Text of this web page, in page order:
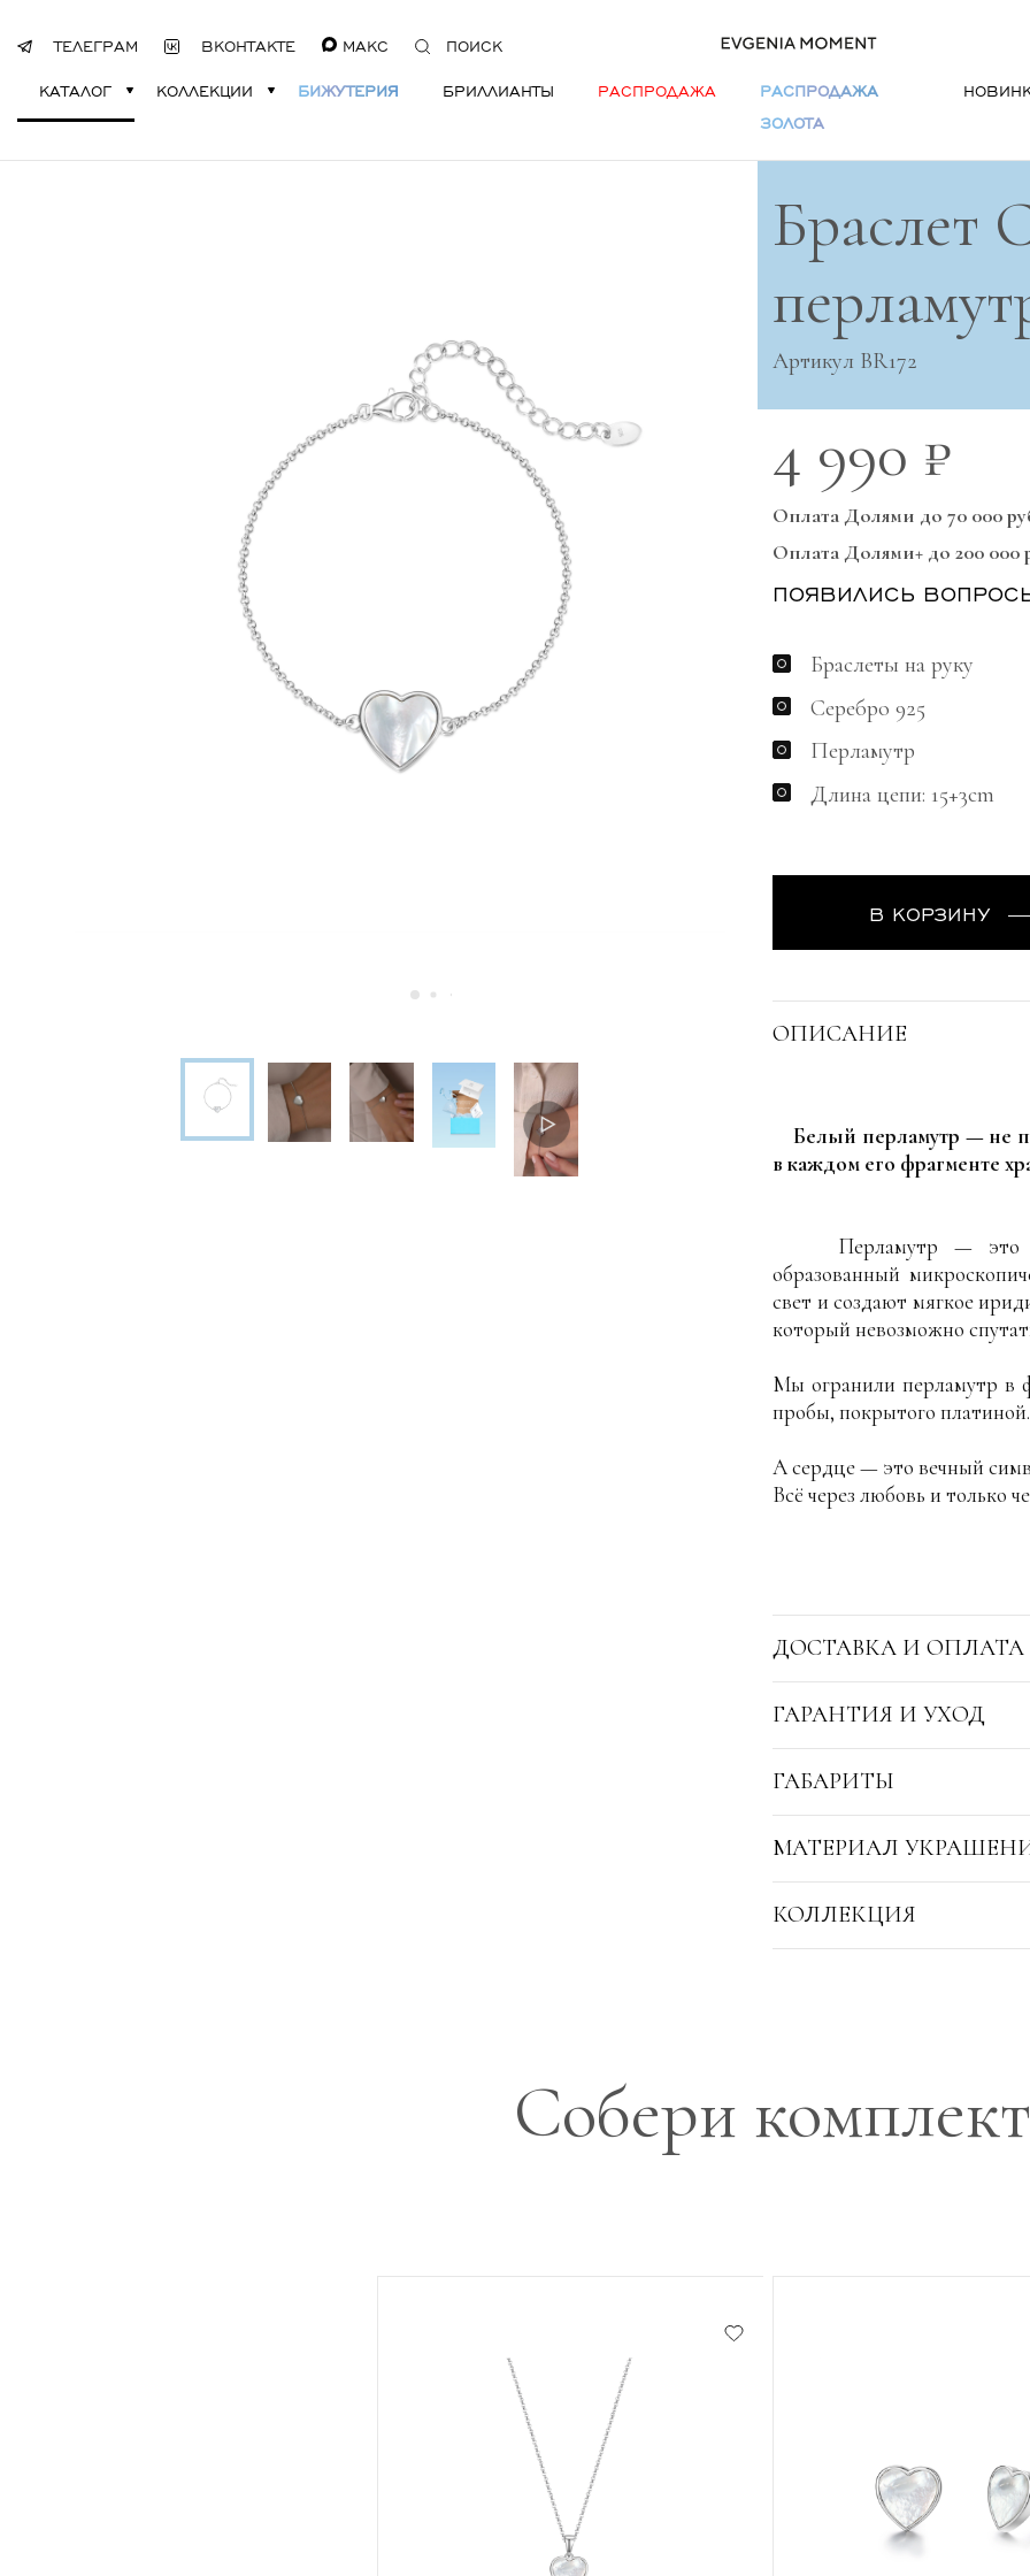
ТЕЛЕГРАМ ВКОНТАКТЕ МАКС ПОИСК
КАТАЛОГ КОЛЛЕКЦИИ БИЖУТЕРИЯ БРИЛЛИАНТЫ РАСПРОДАЖА
РАСПРОДАЖА
ЗОЛОТА
Браслет
Артикул BR172
4 990 ₽
Оплата Долями до 70 000
Оплата Долями+ до 200 000
ПОЯВИЛИСЬ
Браслеты на руку
Серебро 925
Перламутр
Длина цепи: 15+3cm
В КОРЗИНУ
ОПИСАНИЕ
Белый перламутр — не
в каждом его фрагменте
Перламутр — это
образованный
свет и создают мягкое
который невозможно
Мы огранили перламутр в
пробы, покрытого платиной.
А сердце — это вечный
Всё через любовь и только
ДОСТАВКА И ОПЛАТА
ГАРАНТИЯ И УХОД
ГАБАРИТЫ
МАТЕРИАЛ
КОЛЛЕКЦИЯ
Собери комплект